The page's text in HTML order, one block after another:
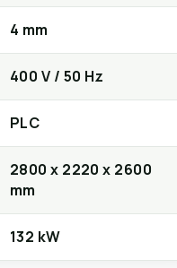
4 mm
400 V / 50 Hz
PLC
2800 x 2220 x 2600
mm
132 kW